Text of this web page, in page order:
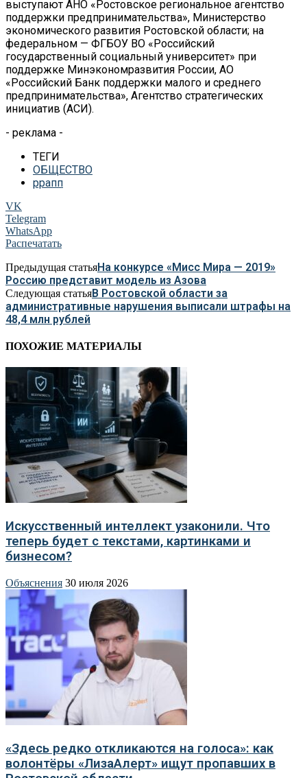
выступают АНО «Ростовское региональное агентство
поддержки предпринимательства», Министерство
экономического развития Ростовской области; на
федеральном — ФГБОУ ВО «Российский
государственный социальный университет» при
поддержке Минэкономразвития России, АО
«Российский Банк поддержки малого и среднего
предпринимательства», Агентство стратегических
инициатив (АСИ).
- реклама -
ТЕГИ
ОБЩЕСТВО
ррапп
VK
Telegram
WhatsApp
Распечатать
Предыдущая статьяНа конкурсе «Мисс Мира — 2019»
Россию представит модель из Азова
Следующая статьяВ Ростовской области за
административные нарушения выписали штрафы на
48,4 млн рублей
ПОХОЖИЕ МАТЕРИАЛЫ
Искусственный интеллект узаконили. Что
теперь будет с текстами, картинками и
бизнесом?
Объяснения 30 июля 2026
«Здесь редко откликаются на голоса»: как
волонтёры «ЛизаАлерт» ищут пропавших в